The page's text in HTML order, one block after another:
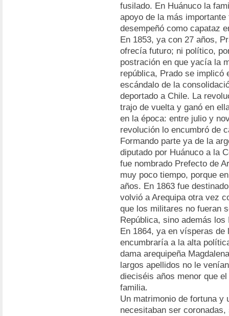
fusilado. En Huánuco la
apoyo de la más
desempeñó como capataz
En 1853, ya con 27 años,
ofrecía futuro; ni político,
postración en que yacía la
república, Prado se implicó
escándalo de la
deportado a Chile. La
trajo de vuelta y ganó en
en la época: entre julio y
revolución lo encumbró de
Formando parte ya de la
diputado por Huánuco a la
fue nombrado Prefecto de
muy poco tiempo, porque
años. En 1863 fue
volvió a Arequipa otra vez
que los militares no fueran
República, sino además
En 1864, ya en vísperas
encumbraría a la alta
dama arequipeña
largos apellidos no le
dieciséis años menor que
familia.
Un matrimonio de fortuna y
necesitaban ser